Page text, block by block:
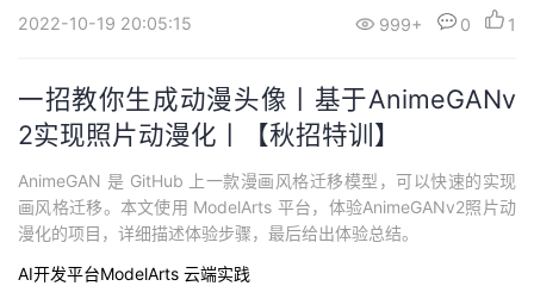
2022-10-19 20:05:15 999+ 0 1
一招教你生成动漫头像丨基于AnimeGANv
2实现照片动漫化丨【秋招特训】
AnimeGAN 是 GitHub 上一款漫画风格迁移模型，可以快速的实现
画风格迁移。本文使用 ModelArts 平台，体验AnimeGANv2照片动
漫化的项目，详细描述体验步骤，最后给出体验总结。
AI开发平台ModelArts 云端实践